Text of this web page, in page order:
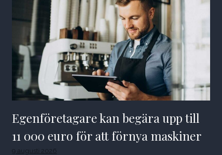
Egenföretagare kan begära upp till
11 000 euro för att förnya maskiner
9 augusti 2026